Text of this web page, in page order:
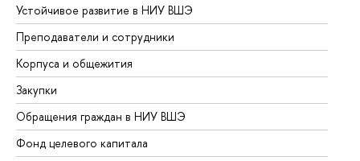
Устойчивое развитие в НИУ ВШЭ
Преподаватели и сотрудники
Корпуса и общежития
Закупки
Обращения граждан в НИУ ВШЭ
Фонд целевого капитала